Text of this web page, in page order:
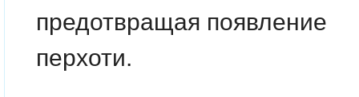
предотвращая появление
перхоти.